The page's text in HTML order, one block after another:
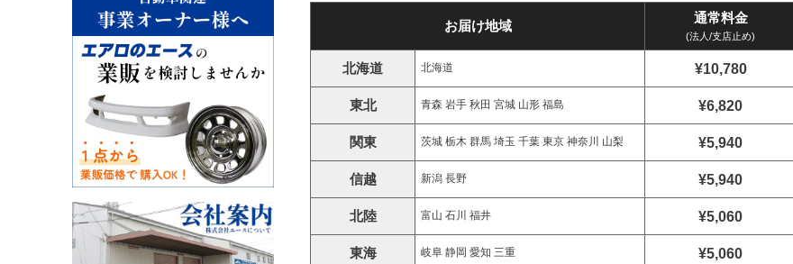
お届け地域
通常料金
(法人/支店止め)
北海道 北海道 ¥10,780
東北 青森 岩手 秋田 宮城 山形 福島 ¥6,820
関東 茨城 栃木 群馬 埼玉 千葉 東京 神奈川 山梨 ¥5,940
信越 新潟 長野 ¥5,940
北陸 富山 石川 福井 ¥5,060
東海 岐阜 静岡 愛知 三重 ¥5,060